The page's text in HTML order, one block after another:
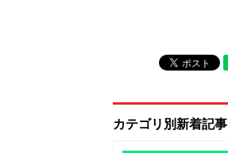
カテゴリ別新着記事